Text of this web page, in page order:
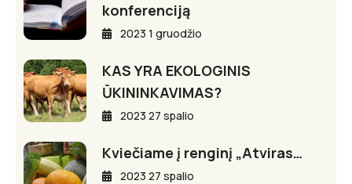
konferenciją
2023 1 gruodžio
KAS YRA EKOLOGINIS
ŪKININKAVIMAS?
2023 27 spalio
Kviečiame į renginį „Atviras…
2023 27 spalio